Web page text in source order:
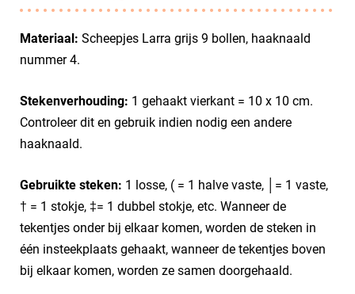
Materiaal: Scheepjes Larra grijs 9 bollen, haaknaald
nummer 4.
Stekenverhouding: 1 gehaakt vierkant = 10 x 10 cm.
Controleer dit en gebruik indien nodig een andere
haaknaald.
Gebruikte steken: 1 losse, ( = 1 halve vaste, │= 1 vaste,
† = 1 stokje, ‡= 1 dubbel stokje, etc. Wanneer de
tekentjes onder bij elkaar komen, worden de steken in
één insteekplaats gehaakt, wanneer de tekentjes boven
bij elkaar komen, worden ze samen doorgehaald.